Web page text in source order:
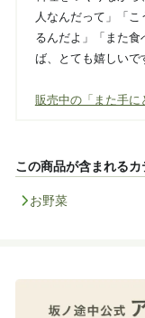
人なんだって」「
るんだよ」「また
ば、とても嬉しいで
販売中の「また手
この商品が含まれるカ
お野菜